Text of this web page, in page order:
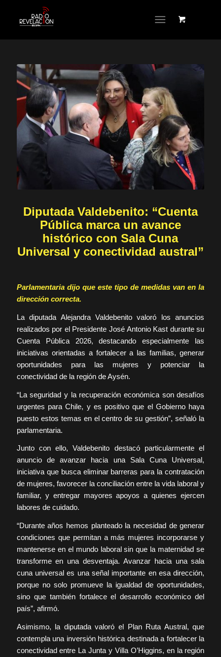
Diputada Valdebenito: “Cuenta
Pública marca un avance
histórico con Sala Cuna
Universal y conectividad austral”
Parlamentaria dijo que este tipo de medidas van en la
dirección correcta.
La diputada Alejandra Valdebenito valoró los anuncios
realizados por el Presidente José Antonio Kast durante su
Cuenta Pública 2026, destacando especialmente las
iniciativas orientadas a fortalecer a las familias, generar
oportunidades para las mujeres y potenciar la
conectividad de la región de Aysén.
“La seguridad y la recuperación económica son desafíos
urgentes para Chile, y es positivo que el Gobierno haya
puesto estos temas en el centro de su gestión”, señaló la
parlamentaria.
Junto con ello, Valdebenito destacó particularmente el
anuncio de avanzar hacia una Sala Cuna Universal,
iniciativa que busca eliminar barreras para la contratación
de mujeres, favorecer la conciliación entre la vida laboral y
familiar, y entregar mayores apoyos a quienes ejercen
labores de cuidado.
“Durante años hemos planteado la necesidad de generar
condiciones que permitan a más mujeres incorporarse y
mantenerse en el mundo laboral sin que la maternidad se
transforme en una desventaja. Avanzar hacia una sala
cuna universal es una señal importante en esa dirección,
porque no solo promueve la igualdad de oportunidades,
sino que también fortalece el desarrollo económico del
país”, afirmó.
Asimismo, la diputada valoró el Plan Ruta Austral, que
contempla una inversión histórica destinada a fortalecer la
conectividad entre La Junta y Villa O’Higgins, en la región